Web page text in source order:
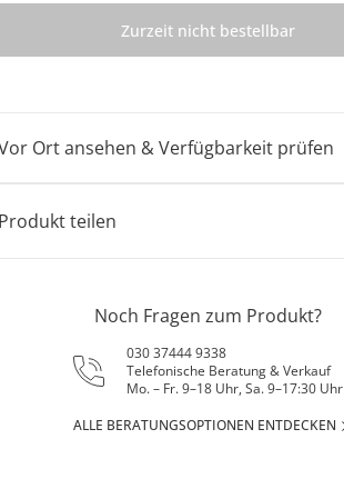
Zurzeit nicht bestellbar
Ort ansehen & Verfügbarkeit prüfen
teilen
Noch Fragen zum Produkt?
030 37444 9338
Telefonische Beratung & Verkauf
Mo. – Fr. 9–18 Uhr, Sa. 9–17:30 Uhr
ALLE BERATUNGSOPTIONEN ENTDECKEN